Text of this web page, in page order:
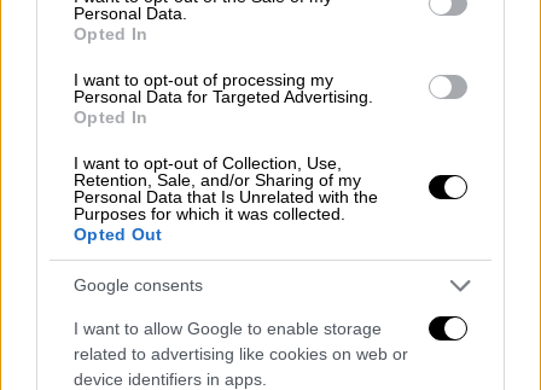
Personal Data.
Opted In
I want to opt-out of processing my
Personal Data for Targeted Advertising.
Opted In
I want to opt-out of Collection, Use,
Retention, Sale, and/or Sharing of my
Personal Data that Is Unrelated with the
Purposes for which it was collected.
Opted Out
Google consents
I want to allow Google to enable storage
related to advertising like cookies on web or
device identifiers in apps.
χαμηλόμισθοι του εργατικού δυναμικού της
χώρας. Επομένως,
πιθανότητες να νοσήσουν από τον ιό επειδή
είναι περισσότερο εκτεθειμένοι
σε αυτόν»,
συμπληρώνει.
«Εκείνοι που ζουν σε πολυκατοικίες και
μικρά διαμερίσματα βρίσκουν την
απαγόρευση κυκλοφορίας
δύσκολη. Όσοι κάνουν χειρωνακτικές
εργασίες δεν μπορούν να δουλέψουν από το
σπίτι. Πρόκειται για ένα ζήτημα δημόσιας
υγείας με τεράστιες διακλαδώσεις στο